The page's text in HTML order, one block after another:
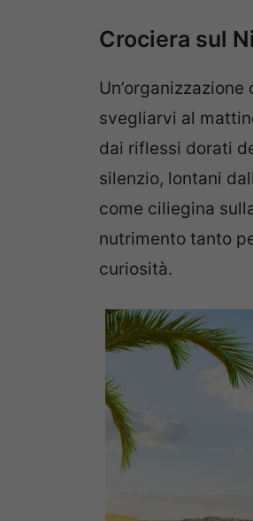
Crociera sul
svegliarvi al
dai riflessi dorati
silenzio, lontani
come ciliegina
nutrimento tanto
curiosità.